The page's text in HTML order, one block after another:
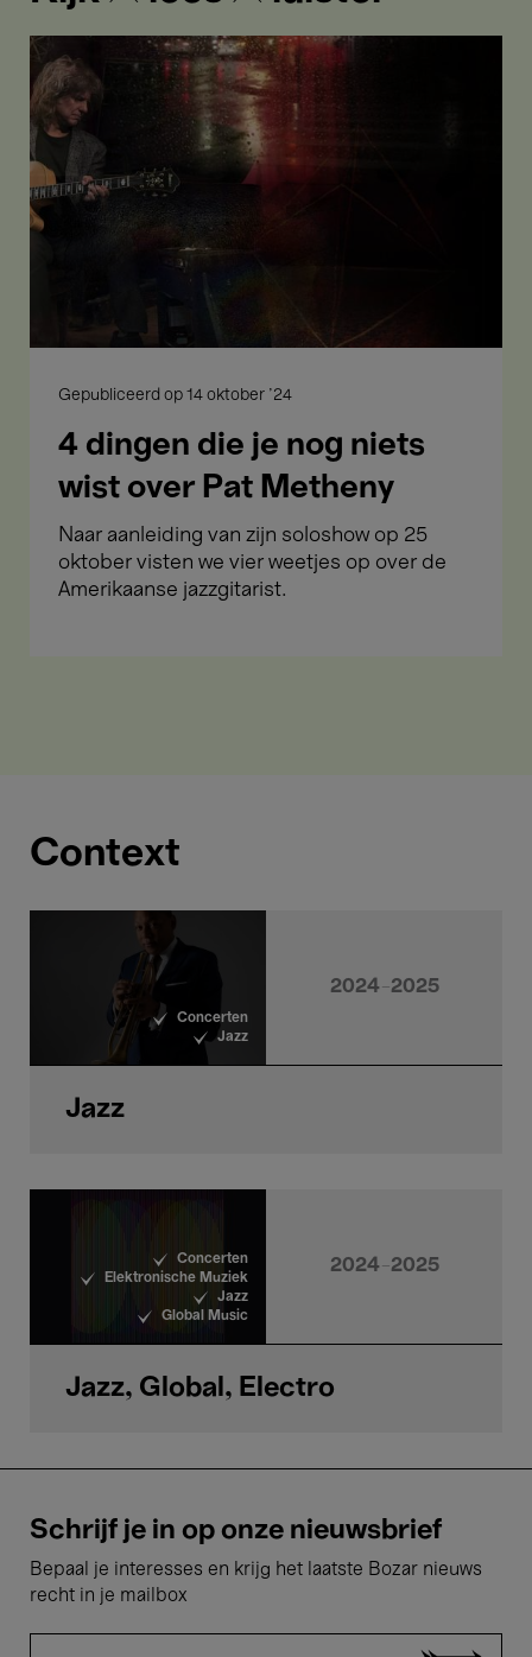
4
dingen
die
je
nog
niets
wist
over
Pat
Gepubliceerd op 14 oktober '24
4 dingen die je nog niets
wist over Pat Metheny
Naar aanleiding van zijn soloshow op 25
oktober visten we vier weetjes op over de
Amerikaanse jazzgitarist.
Context
Concerten
Jazz
2024-2025
Jazz
Concerten
Elektronische Muziek
Jazz
Global Music
2024-2025
Jazz, Global, Electro
Schrijf je in op onze nieuwsbrief
Bepaal je interesses en krijg het laatste Bozar nieuws
recht in je mailbox